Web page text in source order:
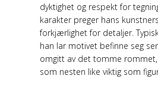
dyktighet og respekt for
karakter preger hans
forkjærlighet for detaljer.
han lar motivet befinne seg
omgitt av det tomme
som nesten like viktig som